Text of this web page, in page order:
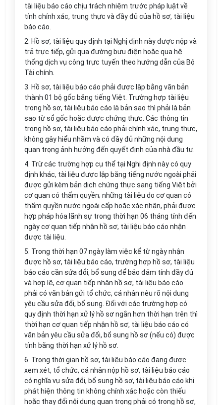
tài liệu báo cáo chịu trách nhiệm trước pháp luật về
tính chính xác, trung thực và đầy đủ của hồ sơ, tài liệu
báo cáo.
2. Hồ sơ, tài liệu quy định tại Nghị định này được nộp và
trả trực tiếp, gửi qua đường bưu điện hoặc qua hệ
thống dịch vụ công trực tuyến theo hướng dẫn của Bộ
Tài chính.
3. Hồ sơ, tài liệu báo cáo phải được lập bằng văn bản
thành 01 bộ gốc bằng tiếng Việt. Trường hợp tài liệu
trong hồ sơ, tài liệu báo cáo là bản sao thì phải là bản
sao từ sổ gốc hoặc được chứng thực. Các thông tin
trong hồ sơ, tài liệu báo cáo phải chính xác, trung thực,
không gây hiểu nhầm và có đầy đủ những nội dung
quan trọng ảnh hưởng đến quyết định của nhà đầu tư.
4. Trừ các trường hợp cụ thể tại Nghị định này có quy
định khác, tài liệu được lập bằng tiếng nước ngoài phải
được gửi kèm bản dịch chứng thực sang tiếng Việt bởi
cơ quan có thẩm quyền; những tài liệu do cơ quan có
thẩm quyền nước ngoài cấp hoặc xác nhận, phải được
hợp pháp hóa lãnh sự trong thời hạn 06 tháng tính đến
ngày cơ quan tiếp nhận hồ sơ, tài liệu báo cáo nhận
được tài liệu.
5. Trong thời hạn 07 ngày làm việc kể từ ngày nhận
được hồ sơ, tài liệu báo cáo, trường hợp hồ sơ, tài liệu
báo cáo cần sửa đổi, bổ sung để bảo đảm tính đầy đủ
và hợp lệ, cơ quan tiếp nhận hồ sơ, tài liệu báo cáo
phải có văn bản gửi tổ chức, cá nhân nêu rõ nội dung
yêu cầu sửa đổi, bổ sung. Đối với các trường hợp có
quy định thời hạn xử lý hồ sơ ngắn hơn thời hạn trên thì
thời hạn cơ quan tiếp nhận hồ sơ, tài liệu báo cáo có
văn bản yêu cầu sửa đổi, bổ sung hồ sơ (nếu có) được
tính bằng thời hạn xử lý hồ sơ.
6. Trong thời gian hồ sơ, tài liệu báo cáo đang được
xem xét, tổ chức, cá nhân nộp hồ sơ, tài liệu báo cáo
có nghĩa vụ sửa đổi, bổ sung hồ sơ, tài liệu báo cáo khi
phát hiện thông tin không chính xác hoặc còn thiếu
hoặc thay đổi nội dung quan trọng phải có trong hồ sơ,